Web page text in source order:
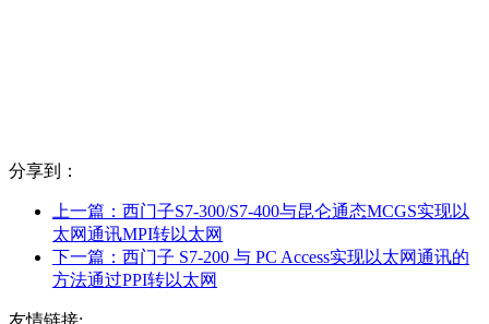
分享到：
上一篇： 西门子S7-300/S7-400与昆仑通态MCGS实现以
太网通讯MPI转以太网
下一篇： 西门子 S7-200 与 PC Access实现以太网通讯的
方法通过PPI转以太网
友情链接: